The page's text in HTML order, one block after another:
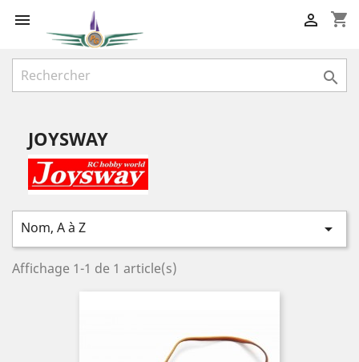
 shopping_cart


JOYSWAY
Nom, A à Z 
Affichage 1-1 de 1 article(s)